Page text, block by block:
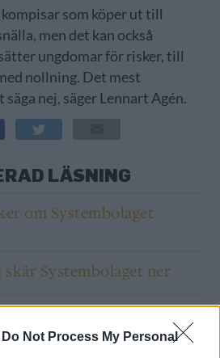
Do Not Process My Personal
som köper ut till
men det kan också
ungdomar för risker, till
nollning. Det mest
nej, säger Lennart Agén.
LÄSNING
om Systembolaget
Systembolaget ner